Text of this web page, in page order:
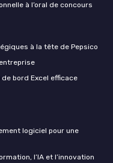
à l’oral de concours
à la tête de Pepsico
bord Excel efficace
logiciel pour une
l’IA et l’innovation